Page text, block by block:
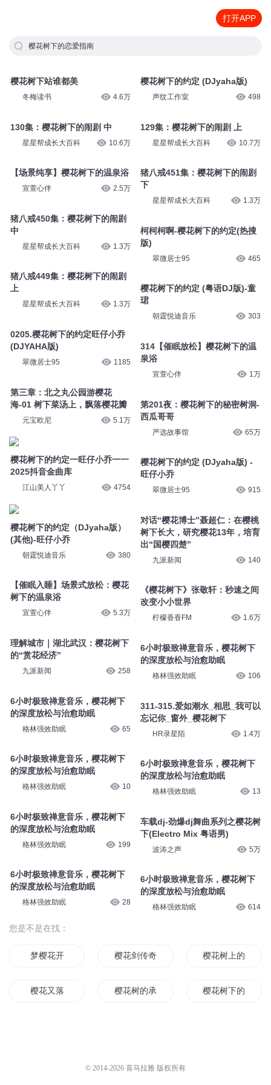
打开APP
樱花树下的恋爱指南
樱花树下站谁都美
冬梅读书 4.6万
130集：樱花树下的闹剧 中
星星帮成长大百科 10.6万
【场景纯享】樱花树下的温泉浴
宣萱心伴 2.5万
猪八戒450集：樱花树下的闹剧
中
星星帮成长大百科 1.3万
猪八戒449集：樱花树下的闹剧
上
星星帮成长大百科 1.3万
0205.樱花树下的约定旺仔小乔
(DJYAHA版)
翠微居士95 1185
第三章：北之丸公园游樱花
海-01 树下菜汤上，飘落樱花瓣
元宝欧尼 5.1万
樱花树下的约定一旺仔小乔一一
2025抖音金曲库
江山美人丫丫 4754
樱花树下的约定（DJyaha版）
(其他)-旺仔小乔
朝霆悦迪音乐 380
【催眠入睡】场景式放松：樱花
树下的温泉浴
宣萱心伴 5.3万
理解城市｜湖北武汉：樱花树下
的“赏花经济”
九派新闻 258
6小时极致禅意音乐，樱花树下
的深度放松与治愈助眠
格林强效助眠 65
6小时极致禅意音乐，樱花树下
的深度放松与治愈助眠
格林强效助眠 10
6小时极致禅意音乐，樱花树下
的深度放松与治愈助眠
格林强效助眠 199
6小时极致禅意音乐，樱花树下
的深度放松与治愈助眠
格林强效助眠 28
樱花树下的约定 (DJyaha版)
声纹工作室 498
129集：樱花树下的闹剧 上
星星帮成长大百科 10.7万
猪八戒451集：樱花树下的闹剧
下
星星帮成长大百科 1.3万
柯柯柯啊-樱花树下的约定(热搜
版)
翠微居士95 465
樱花树下的约定 (粤语DJ版)-童
珺
朝霆悦迪音乐 303
314【催眠放松】樱花树下的温
泉浴
宣萱心伴 1万
第201夜：樱花树下的秘密树洞-
西瓜哥哥
严选故事馆 65万
樱花树下的约定 (DJyaha版) -
旺仔小乔
翠微居士95 915
对话“樱花博士”聂超仁：在樱桃
树下长大，研究樱花13年，培育
出“国樱四楚”
九派新闻 140
《樱花树下》张敬轩：秒速之间
改变小小世界
柠檬香香FM 1.6万
6小时极致禅意音乐，樱花树下
的深度放松与治愈助眠
格林强效助眠 106
311-315.爱如潮水_相思_我可以
忘记你_窗外_樱花树下
HR录星陌 1.4万
6小时极致禅意音乐，樱花树下
的深度放松与治愈助眠
格林强效助眠 13
车载dj-劲爆dj舞曲系列之樱花树
下(Electro Mix 粤语男)
波涛之声 5万
6小时极致禅意音乐，樱花树下
的深度放松与治愈助眠
格林强效助眠 614
您是不是在找：
梦樱花开 樱花剑传奇 樱花树上的妖精
樱花又落 樱花树的承诺 樱花树下的诺言
© 2014-2026 喜马拉雅 版权所有